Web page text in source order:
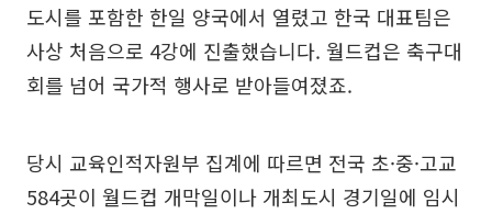
도시를 포함한 한일 양국에서 열렸고 한국 대표팀은
사상 처음으로 4강에 진출했습니다. 월드컵은 축구대
회를 넘어 국가적 행사로 받아들여졌죠.
당시 교육인적자원부 집계에 따르면 전국 초·중·고교
584곳이 월드컵 개막일이나 개최도시 경기일에 임시